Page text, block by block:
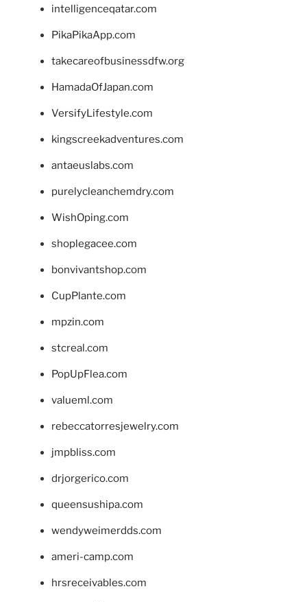
intelligenceqatar.com
PikaPikaApp.com
takecareofbusinessdfw.org
HamadaOfJapan.com
VersifyLifestyle.com
kingscreekadventures.com
antaeuslabs.com
purelycleanchemdry.com
WishOping.com
shoplegacee.com
bonvivantshop.com
CupPlante.com
mpzin.com
stcreal.com
PopUpFlea.com
valueml.com
rebeccatorresjewelry.com
jmpbliss.com
drjorgerico.com
queensushipa.com
wendyweimerdds.com
ameri-camp.com
hrsreceivables.com